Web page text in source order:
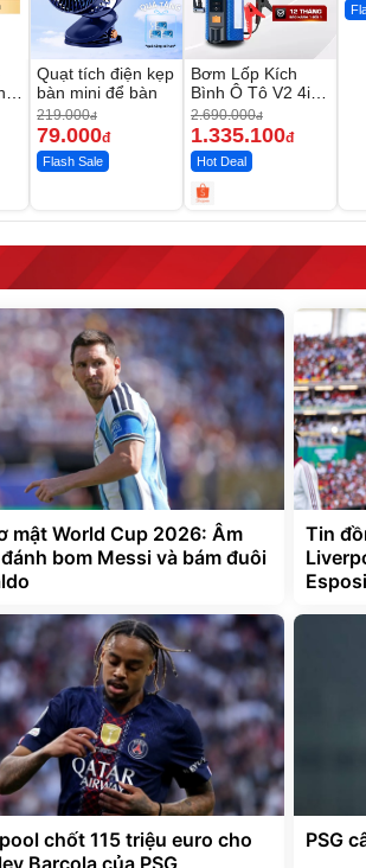
Quạt tích điện kẹp
bàn mini để bàn
219.000đ
79.000đ
Flash Sale
Bơm Lốp Kích
Bình Ô Tô V2 4in1
MEDICAR –
12.000mAh
2.690.000đ
1.335.100đ
Hot Deal
mật World Cup 2026: Âm
bom Messi và bám đuôi
Tin
chốt 115 triệu euro cho
Barcola của PSG
PSG